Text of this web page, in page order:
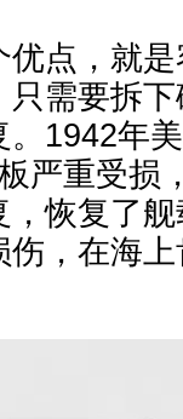
点，就
需要拆
1942年
严重受损
恢复了
，在海